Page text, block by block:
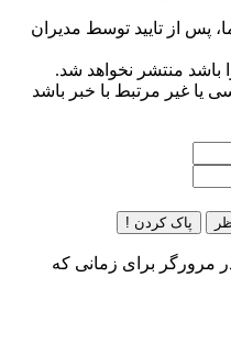
از تایید توسط مدیران
باشد منتشر نخواهد شد.
یا غیر مرتبط با خبر باشد
پاک کردن !
مرورگر برای زمانی که